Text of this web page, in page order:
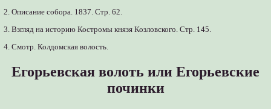
2. Описание собора. 1837. Стр. 62.
3. Взгляд на историю Костромы князя Козловского. Стр. 145.
4. Смотр. Колдомская волость.
Егорьевская волоть или Егорьевские
починки